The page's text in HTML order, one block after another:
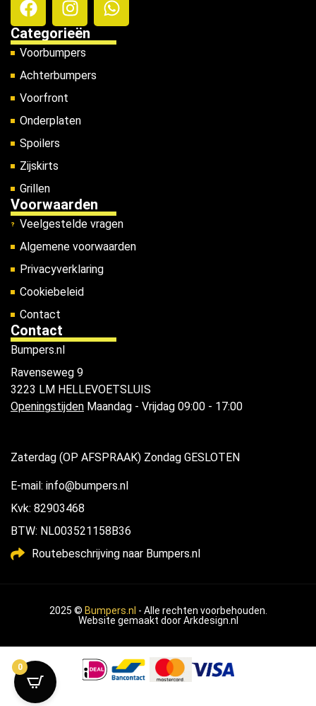
Categorieën
Voorbumpers
Achterbumpers
Voorfront
Onderplaten
Spoilers
Zijskirts
Grillen
Voorwaarden
Veelgestelde vragen
Algemene voorwaarden
Privacyverklaring
Cookiebeleid
Contact
Contact
Bumpers.nl
Ravenseweg 9
3223 LM HELLEVOETSLUIS
Openingstijden Maandag - Vrijdag 09:00 - 17:00
Zaterdag (OP AFSPRAAK) Zondag GESLOTEN
E-mail: info@bumpers.nl
Kvk: 82903468
BTW: NL003521158B36
Routebeschrijving naar Bumpers.nl
2025 © Bumpers.nl - Alle rechten voorbehouden.
Website gemaakt doorArkdesign.nl
0